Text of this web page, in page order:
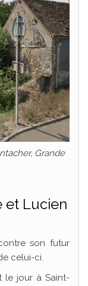
Grande
et Lucien
son futur
celui-ci.
le jour à Saint-